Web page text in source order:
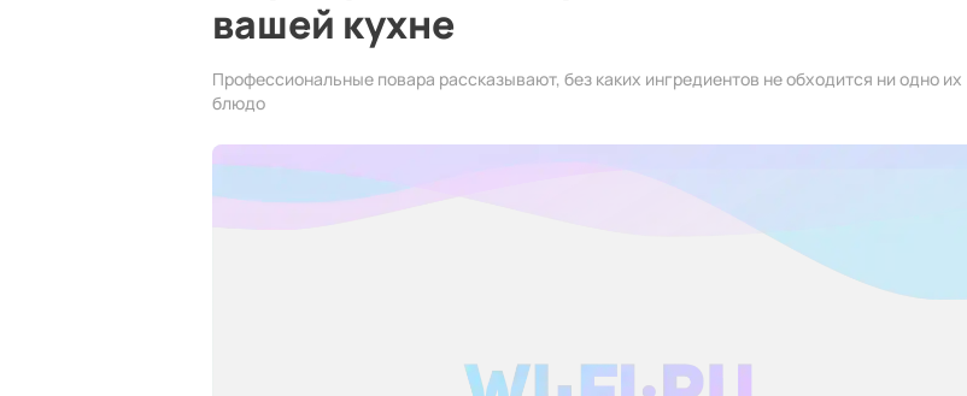
вашей кухне
Профессиональные повара рассказывают, без каких ингредиентов не обходится ни одно их
блюдо